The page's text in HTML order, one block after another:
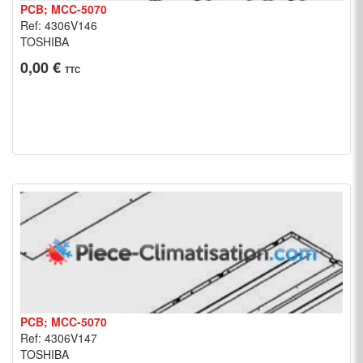
PCB; MCC-5070
Ref: 4306V146
TOSHIBA
0,00 € TTC
PCB; MCC-5070
Ref: 4306V147
TOSHIBA